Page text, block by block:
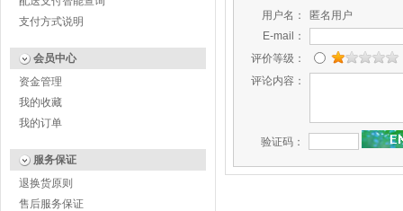
支付方式说明
会员中心
资金管理
我的收藏
我的订单
服务保证
退换货原则
售后服务保证
用户名：
匿名用户
E-mail：
评价等级：
评论内容：
验证码：